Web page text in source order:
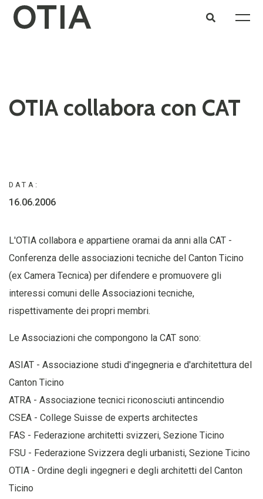
OTIA collabora con CAT
DATA:
16.06.2006
L'OTIA collabora e appartiene oramai da anni alla CAT -
Conferenza delle associazioni tecniche del Canton Ticino
(ex Camera Tecnica) per difendere e promuovere gli
interessi comuni delle Associazioni tecniche,
rispettivamente dei propri membri.
Le Associazioni che compongono la CAT sono:
ASIAT - Associazione studi d'ingegneria e d'architettura del
Canton Ticino
ATRA - Associazione tecnici riconosciuti antincendio
CSEA - College Suisse de experts architectes
FAS - Federazione architetti svizzeri, Sezione Ticino
FSU - Federazione Svizzera degli urbanisti, Sezione Ticino
OTIA - Ordine degli ingegneri e degli architetti del Canton
Ticino